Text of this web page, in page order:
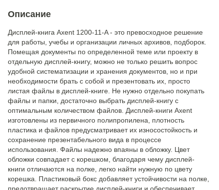
Описание
Дисплей-книга Axent 1200-11-A - это превосходное решение
для работы, учебы и организации личных архивов, подборок.
Помещая документы по определенной теме или проекту в
отдельную дисплей-книгу, можно не только решить вопрос
удобной систематизации и хранения документов, но и при
необходимости брать с собой и презентовать их, просто
листая файлы в дисплей-книге. Не нужно отдельно покупать
файлы и папки, достаточно выбрать дисплей-книгу с
оптимальным количеством файлов. Дисплей-книги Axent
изготовлены из первичного полипропилена, плотность
пластика и файлов предусматривает их износостойкость и
сохранение презентабельного вида в процессе
использования. Файлы надежно впаяны в обложку. Цвет
обложки совпадает с корешком, благодаря чему дисплей-
книги отличаются на полке, легко найти нужную по цвету
корешка. Пластиковый бокс добавляет устойчивости на полке,